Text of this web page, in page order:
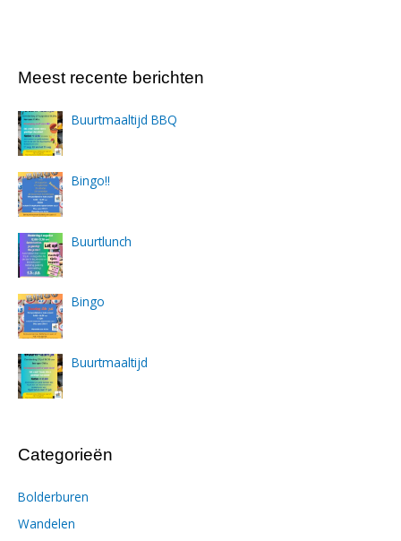
Meest recente berichten
Buurtmaaltijd BBQ
Bingo!!
Buurtlunch
Bingo
Buurtmaaltijd
Categorieën
Bolderburen
Wandelen